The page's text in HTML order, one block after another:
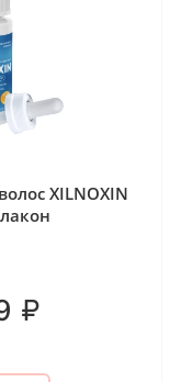
XILNOXIN
₽